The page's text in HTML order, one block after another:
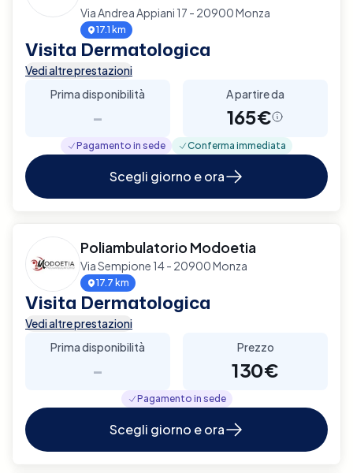
Via Andrea Appiani 17 - 20900 Monza
17.1 km
Visita Dermatologica
Vedi altre prestazioni
Prima disponibilità
-
A partire da
165€
Pagamento in sede Conferma immediata
Scegli giorno e ora
Poliambulatorio Modoetia
Via Sempione 14 - 20900 Monza
17.7 km
Visita Dermatologica
Vedi altre prestazioni
Prima disponibilità
-
Prezzo
130€
Pagamento in sede
Scegli giorno e ora